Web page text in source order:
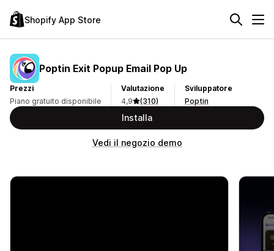
Shopify App Store
Poptin Exit Popup Email Pop Up
Prezzi
Piano gratuito disponibile
Valutazione
4,9
(310)
Sviluppatore
Poptin
Installa
Vedi il negozio demo